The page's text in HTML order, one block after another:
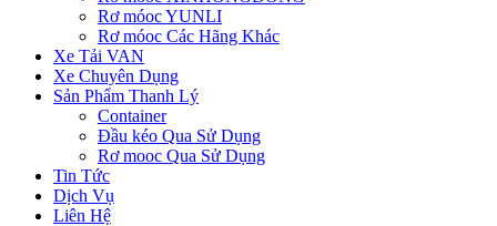
Rơ móoc YUNLI
Rơ móoc Các Hãng Khác
Xe Tải VAN
Xe Chuyên Dụng
Sản Phẩm Thanh Lý
Container
Đầu kéo Qua Sử Dụng
Rơ mooc Qua Sử Dụng
Tin Tức
Dịch Vụ
Liên Hệ